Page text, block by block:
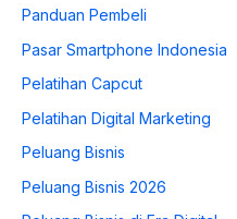
Panduan Pembeli
Pasar Smartphone Indonesia
Pelatihan Capcut
Pelatihan Digital Marketing
Peluang Bisnis
Peluang Bisnis 2026